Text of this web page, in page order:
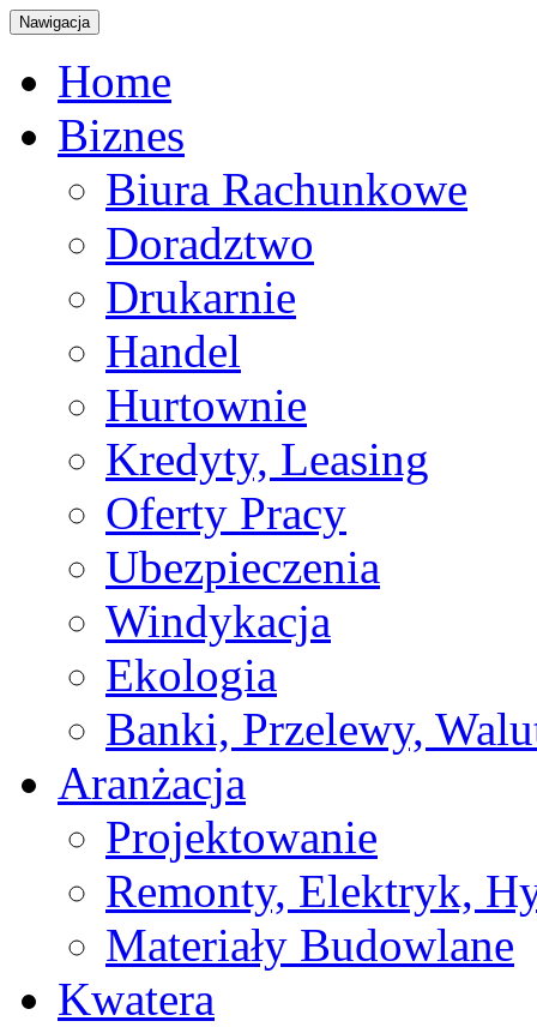
Nawigacja
Home
Biznes
Biura Rachunkowe
Doradztwo
Drukarnie
Handel
Hurtownie
Kredyty, Leasing
Oferty Pracy
Ubezpieczenia
Windykacja
Ekologia
Banki, Przelewy,
Aranżacja
Projektowanie
Remonty, Elektryk,
Materiały Budowlane
Kwatera